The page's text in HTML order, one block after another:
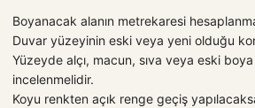
Boyanacak alanın metrekaresi
Duvar yüzeyinin eski veya yeni olduğu
Yüzeyde alçı, macun, sıva veya eski boya
incelenmelidir.
Koyu renkten açık renge geçiş